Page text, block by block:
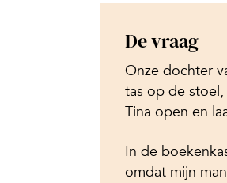
De vraag
Onze dochter
tas op de
Tina open en
In de
omdat mijn